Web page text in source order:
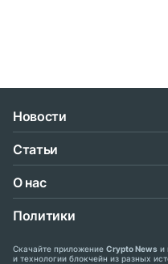
Новости
Статьи
О нас
Политики
Скачайте приложение Crypto News и
и технологии блокчейн из разных